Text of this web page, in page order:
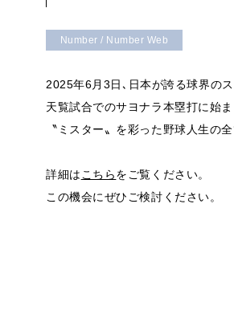
Number / Number Web
2025年6月3日､日本が誇る球界の
天覧試合でのサヨナラ本塁打に始
〝ミスター〟を彩った野球人生の
詳細は こちらをご覧ください。
この機会にぜひご検討ください。